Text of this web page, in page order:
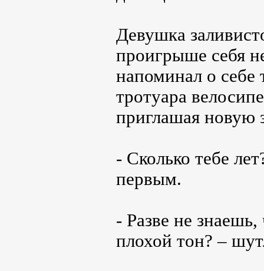
Девушка
проигрыше себя
напоминал о себе
тротуара
приглашая новую
- Сколько тебе
первым.
- Разве не
плохой тон? –